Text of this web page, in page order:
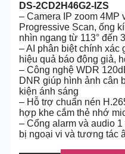
DS-2CD2H46G2-IZS
– Camera IP zoom 4MP
Progressive Scan, ống
nhìn ngang từ 113° đến
– AI phân biệt chính
hiệu quả báo động giả,
– Công nghệ WDR
DNR giúp hình ảnh cân
kiện ánh sáng
– Hỗ trợ chuẩn nén
hợp khe cắm thẻ nhớ
– Cổng alarm và audio
bị ngoại vi và tương tác